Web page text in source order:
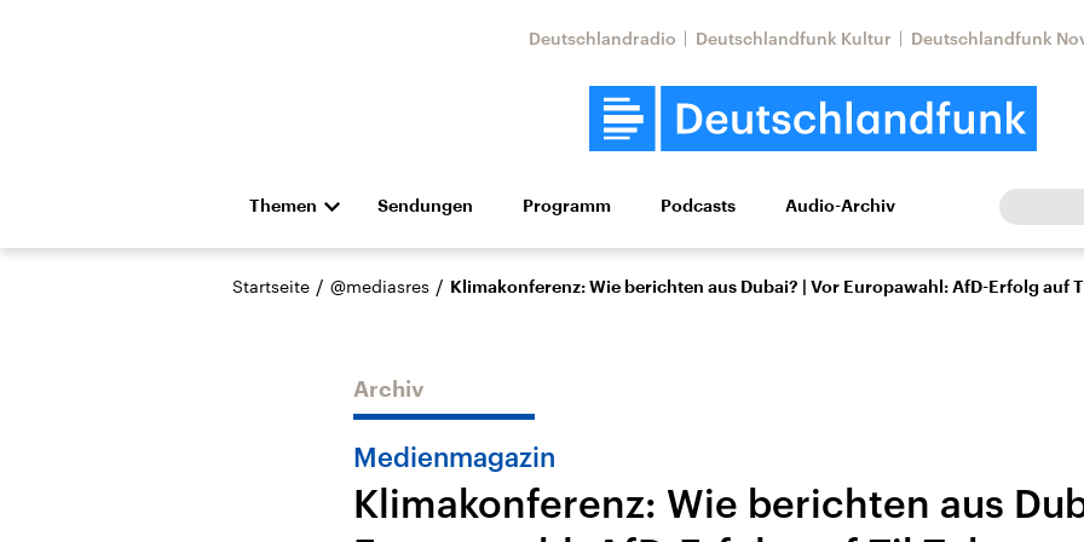
Deutschlandradio Deutschlandfunk Kultur Deutschlandfunk
Themen
Die Nachrichten Politik Wirtschaft Wissen Kultur Europa
Hörspiel und Feature Musik
Nahostkonflikt
Iran
Faktenchecks
Sendungen Programm Podcasts Audio-Archiv
Startseite / @mediasres / Klimakonferenz: Wie berichten aus Dubai? | Vor Europawahl: AfD-Erfolg auf
Archiv
Medienmagazin
Klimakonferenz: Wie berichten aus